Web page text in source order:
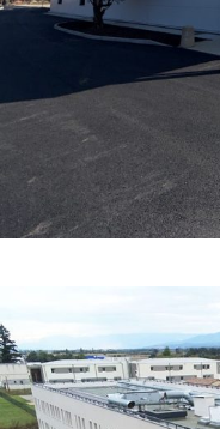
COMPÉTENCES·
COURANT FAIBLE·
TOUTES·